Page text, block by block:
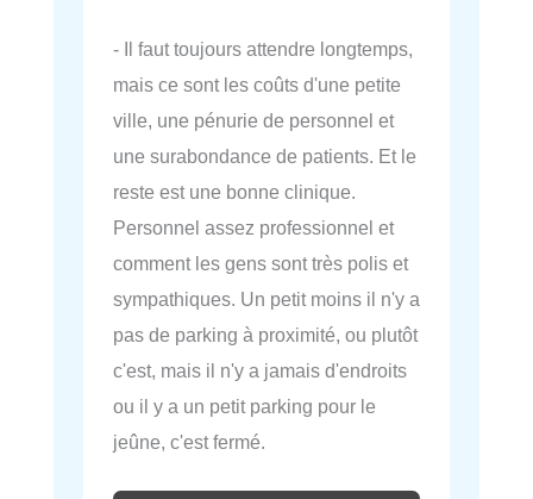
- Il faut toujours attendre longtemps,
mais ce sont les coûts d'une petite
ville, une pénurie de personnel et
une surabondance de patients. Et le
reste est une bonne clinique.
Personnel assez professionnel et
comment les gens sont très polis et
sympathiques. Un petit moins il n'y a
pas de parking à proximité, ou plutôt
c'est, mais il n'y a jamais d'endroits
ou il y a un petit parking pour le
jeûne, c'est fermé.